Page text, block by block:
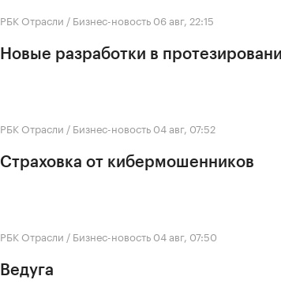
РБК Отрасли / Бизнес-новость 06 авг, 22:15
Новые разработки в
РБК Отрасли / Бизнес-новость 04 авг, 07:52
Страховка от кибермошенников
РБК Отрасли / Бизнес-новость 04 авг, 07:50
Ведуга